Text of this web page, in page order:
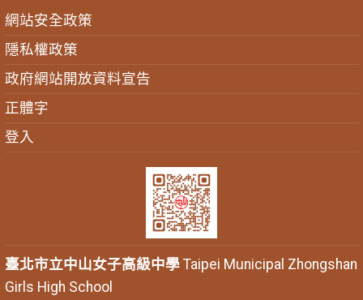
網站安全政策
隱私權政策
政府網站開放資料宣告
正體字
登入
臺北市立中山女子高級中學Taipei Municipal Zhongshan
Girls High School